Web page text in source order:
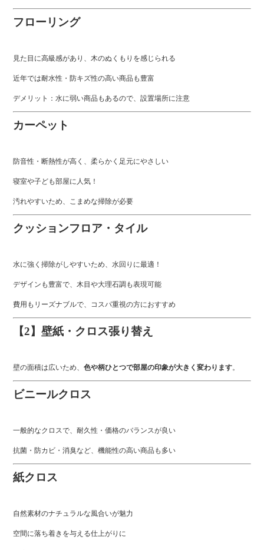
フローリング
見た目に高級感があり、木のぬくもりを感じられる
近年では耐水性・防キズ性の高い商品も豊富
デメリット：水に弱い商品もあるので、設置場所に注意
カーペット
防音性・断熱性が高く、柔らかく足元にやさしい
寝室や子ども部屋に人気！
汚れやすいため、こまめな掃除が必要
クッションフロア・タイル
水に強く掃除がしやすいため、水回りに最適！
デザインも豊富で、木目や大理石調も表現可能
費用もリーズナブルで、コスパ重視の方におすすめ
【2】壁紙・クロス張り替え
壁の面積は広いため、色や柄ひとつで部屋の印象が大きく変わります。
ビニールクロス
一般的なクロスで、耐久性・価格のバランスが良い
抗菌・防カビ・消臭など、機能性の高い商品も多い
紙クロス
自然素材のナチュラルな風合いが魅力
空間に落ち着きを与える仕上がりに